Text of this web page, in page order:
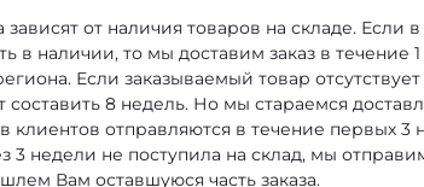
зависят от наличия товаров на складе. Если
в наличии, то мы доставим заказ в течение
Если заказываемый товар
составить 8 недель. Но мы стараемся
клиентов отправляются в течение первых 3
3 недели не поступила на склад, мы
Вам оставшуюся часть заказа.